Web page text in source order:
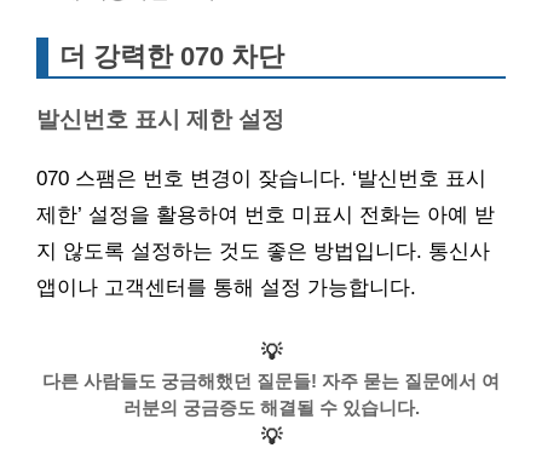
더 강력한 070 차단
발신번호 표시 제한 설정
070 스팸은 번호 변경이 잦습니다. ‘발신번호 표시
제한’ 설정을 활용하여 번호 미표시 전화는 아예 받
지 않도록 설정하는 것도 좋은 방법입니다. 통신사
앱이나 고객센터를 통해 설정 가능합니다.
💡
다른 사람들도 궁금해했던 질문들! 자주 묻는 질문에서 여
러분의 궁금증도 해결될 수 있습니다.
💡